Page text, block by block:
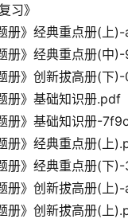
习》
》经典重点册(上
》经典重点册(中
》创新拔高册(下
》基础知识册.pdf
》基础知识册-
》经典重点册(上
》经典重点册(下
》创新拔高册(上
》创新拔高册(上